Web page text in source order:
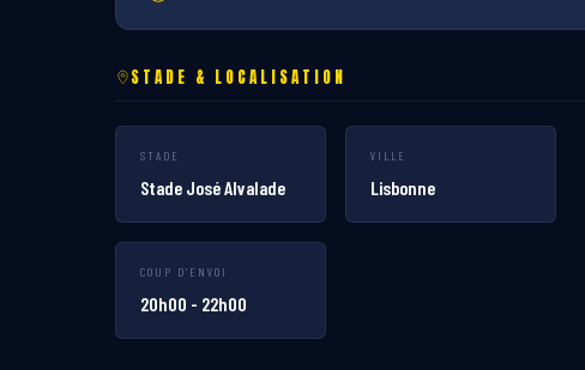
STADE & LOCALISATION
STADE
Stade José Alvalade
VILLE
Lisbonne
COUP D'ENVOI
20h00 - 22h00